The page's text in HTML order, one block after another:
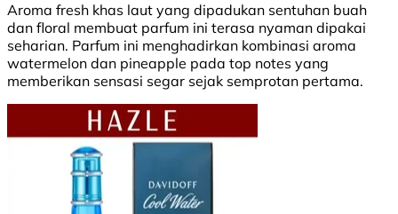
Aroma fresh khas laut yang dipadukan sentuhan buah
dan floral membuat parfum ini terasa nyaman dipakai
seharian. Parfum ini menghadirkan kombinasi aroma
watermelon dan pineapple pada top notes yang
memberikan sensasi segar sejak semprotan pertama.